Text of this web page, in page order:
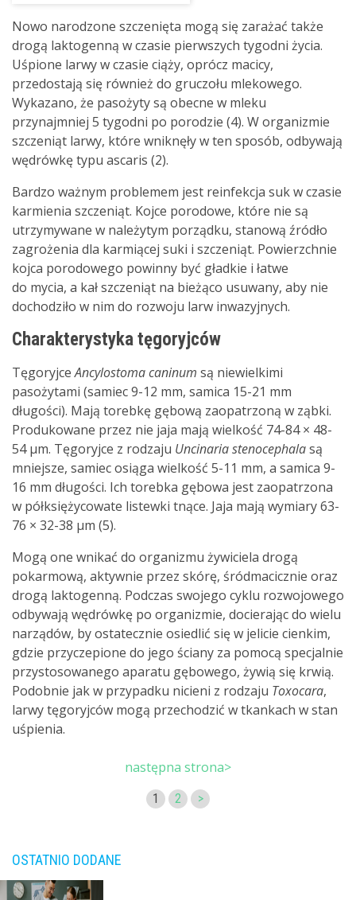
Nowo narodzone szczenięta mogą się zarażać także
drogą laktogenną w czasie pierwszych tygodni życia.
Uśpione larwy w czasie ciąży, oprócz macicy,
przedostają się również do gruczołu mlekowego.
Wykazano, że pasożyty są obecne w mleku
przynajmniej 5 tygodni po porodzie (4). W organizmie
szczeniąt larwy, które wniknęły w ten sposób, odbywają
wędrówkę typu ascaris (2).
Bardzo ważnym problemem jest reinfekcja suk w czasie
karmienia szczeniąt. Kojce porodowe, które nie są
utrzymywane w należytym porządku, stanową źródło
zagrożenia dla karmiącej suki i szczeniąt. Powierzchnie
kojca porodowego powinny być gładkie i łatwe
do mycia, a kał szczeniąt na bieżąco usuwany, aby nie
dochodziło w nim do rozwoju larw inwazyjnych.
Charakterystyka tęgoryjców
TęgoryjceAncylostoma caninum są niewielkimi
pasożytami (samiec 9-12 mm, samica 15-21 mm
długości). Mają torebkę gębową zaopatrzoną w ząbki.
Produkowane przez nie jaja mają wielkość 74-84 × 48-
54 µm. Tęgoryjce z rodzaju Uncinaria stenocephalasą
mniejsze, samiec osiąga wielkość 5-11 mm, a samica 9-
16 mm długości. Ich torebka gębowa jest zaopatrzona
w półksiężycowate listewki tnące. Jaja mają wymiary 63-
76 × 32-38 µm (5).
Mogą one wnikać do organizmu żywiciela drogą
pokarmową, aktywnie przez skórę, śródmacicznie oraz
drogą laktogenną. Podczas swojego cyklu rozwojowego
odbywają wędrówkę po organizmie, docierając do wielu
narządów, by ostatecznie osiedlić się w jelicie cienkim,
gdzie przyczepione do jego ściany za pomocą specjalnie
przystosowanego aparatu gębowego, żywią się krwią.
Podobnie jak w przypadku nicieni z rodzaju Toxocara,
larwy tęgoryjców mogą przechodzić w tkankach w stan
uśpienia.
następna strona>
1 2 >
OSTATNIO DODANE